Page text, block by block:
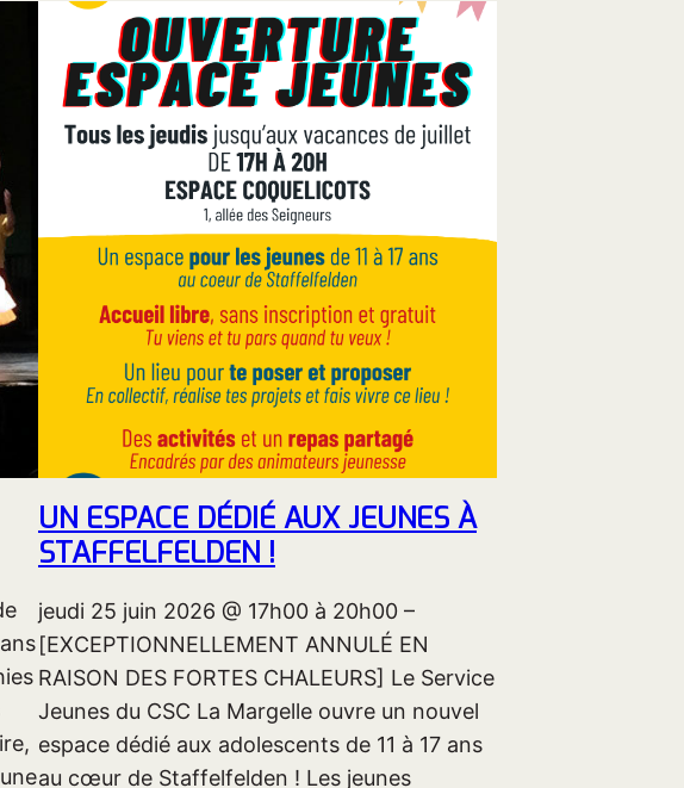
UN ESPACE DÉDIÉ AUX JEUNES À
STAFFELFELDEN !
jeudi 25 juin 2026 @ 17h00 à 20h00 –
[EXCEPTIONNELLEMENT ANNULÉ EN
RAISON DES FORTES CHALEURS] Le Service
Jeunes du CSC La Margelle ouvre un nouvel
espace dédié aux adolescents de 11 à 17 ans
au cœur de Staffelfelden ! Les jeunes